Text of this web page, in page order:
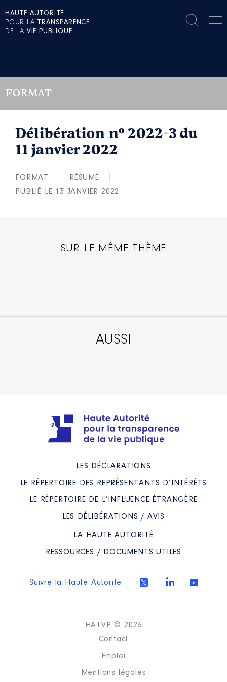
HAUTE AUTORITÉ
POUR LA TRANSPARENCE
DE LA VIE PUBLIQUE
FORMAT
Délibération n° 2022-3 du
11 janvier 2022
FORMAT
RÉSUMÉ
PUBLIÉ LE 13 JANVIER 2022
SUR LE MÊME THÈME
AUSSI
LES DÉCLARATIONS
LE RÉPERTOIRE DES REPRÉSENTANTS D’INTÉRÊTS
LE RÉPERTOIRE DE L’INFLUENCE ÉTRANGÈRE
LES DÉLIBÉRATIONS / AVIS
LA HAUTE AUTORITÉ
RESSOURCES / DOCUMENTS UTILES
Suivre la Haute Autorité
HATVP © 2026
Contact
Emploi
Mentions légales